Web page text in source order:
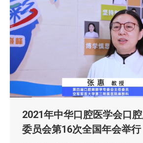
2021年中华口腔医学会口
委员会第16次全国年会举行